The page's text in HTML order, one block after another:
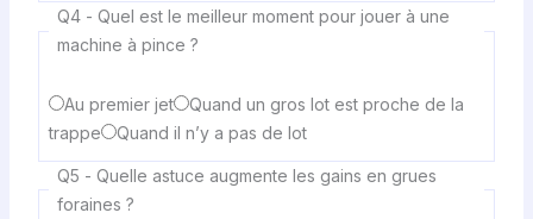
Q4 - Quel est le meilleur moment pour jouer à une
machine à pince ?
Au premier jet
Quand un gros lot est proche de la
trappe
Quand il n’y a pas de lot
Q5 - Quelle astuce augmente les gains en grues
foraines ?